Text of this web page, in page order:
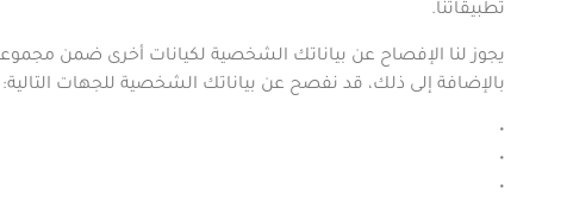
تطبيقاتنا.
يجوز لنا الإفصاح عن بياناتك الشخصية لكيانات أخرى ضمن
بالإضافة إلى ذلك، قد نفصح عن بياناتك الشخصية للجهات التالية:
•
•
•